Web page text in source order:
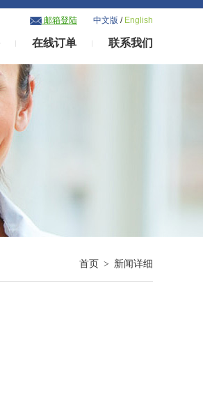
邮箱登陆 中文版 / English
在线订单 联系我们
首页 > 新闻详细